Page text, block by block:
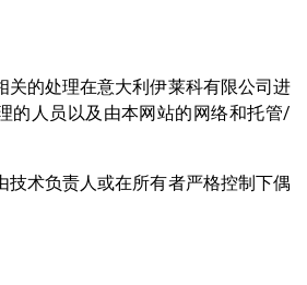
关的处理在意大利伊莱科有限公司进
的人员以及由本网站的网络和托管/
技术负责人或在所有者严格控制下偶